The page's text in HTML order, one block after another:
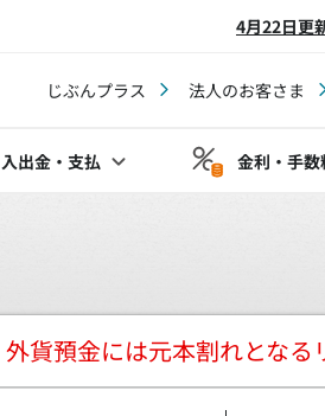
4月22日更
じぶんプラス 法人のお客さま
入出金・支払 金利・手数
外貨預金には元本割れとなる